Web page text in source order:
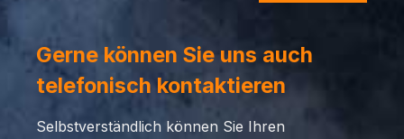
Gerne können Sie uns auch
telefonisch kontaktieren
Selbstverständlich können Sie Ihren